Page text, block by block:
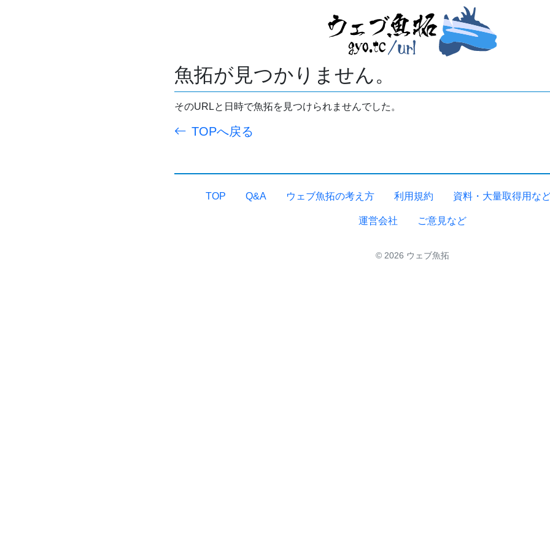
魚拓が見つかりません。
そのURLと日時で魚拓を見つけられませんでした。
TOPへ戻る
TOP Q&A ウェブ魚拓の考え方 利用規約 資料・大量取得用な
運営会社 ご意見など
© 2026 ウェブ魚拓